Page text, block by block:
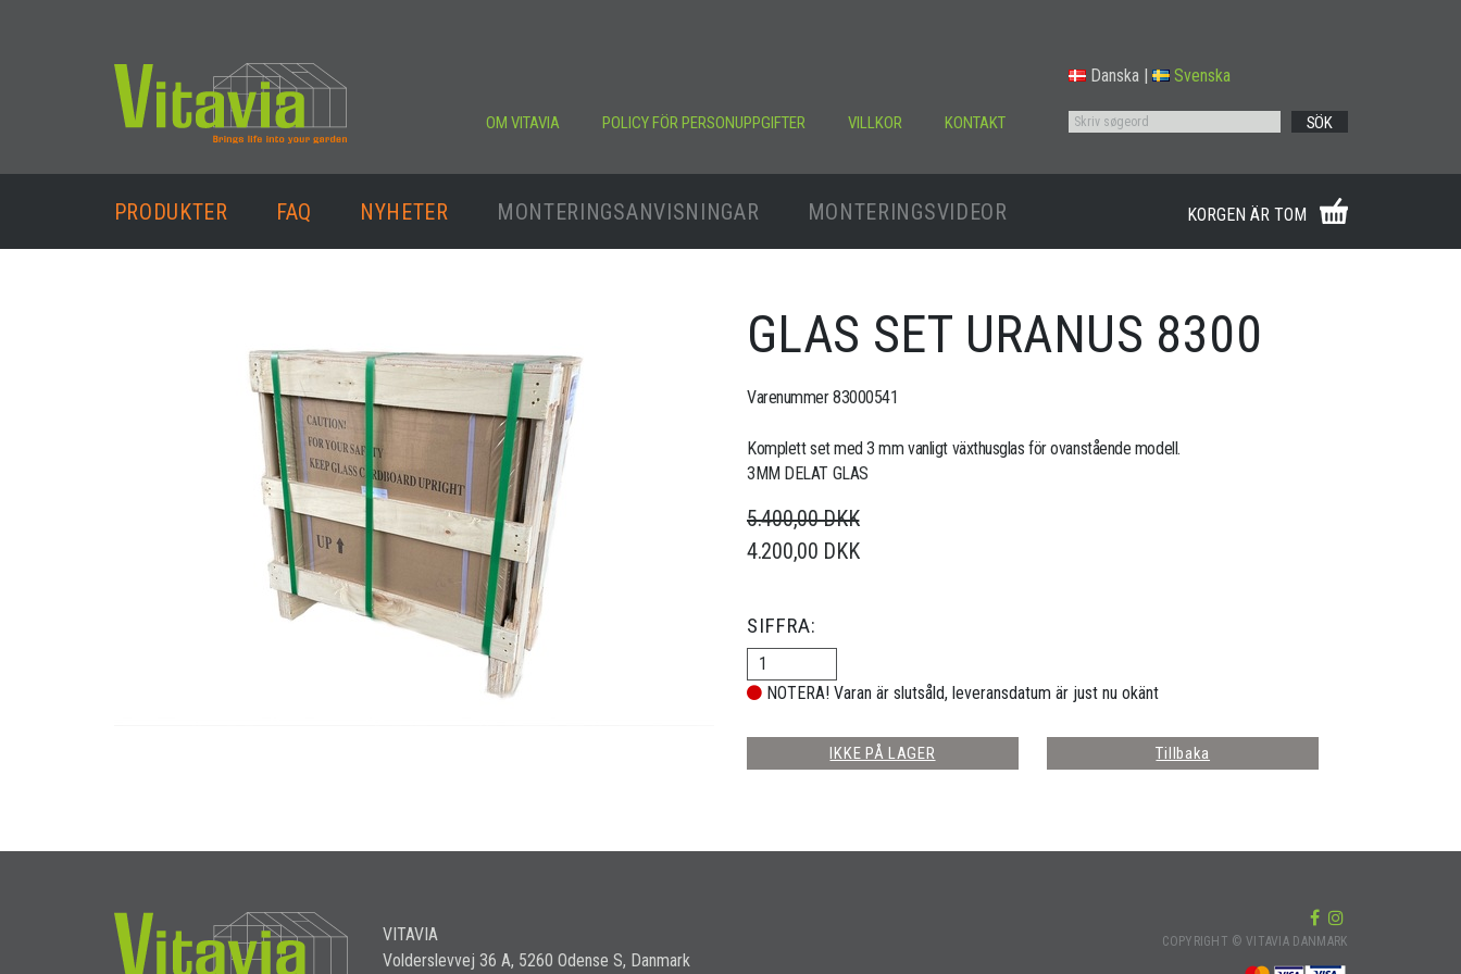
OM VITAVIA POLICY FÖR PERSONUPPGIFTER VILLKOR KONTAKT
Danska | Svenska
SÖK
PRODUKTER FAQ NYHETER MONTERINGSANVISNINGAR MONTERINGSVIDEOR KORGEN ÄR TOM
GLAS SET URANUS 8300
Varenummer 83000541
Komplett set med 3 mm vanligt växthusglas för ovanstående modell.
3MM DELAT GLAS
5.400,00 DKK
4.200,00 DKK
SIFFRA:
NOTERA! Varan är slutsåld, leveransdatum är just nu okänt
IKKE PÅ LAGER Tillbaka
VITAVIA
Volderslevvej 36 A, 5260 Odense S, Danmark
COPYRIGHT © VITAVIA DANMARK